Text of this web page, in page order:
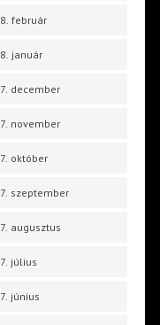
február
január
december
november
október
szeptember
augusztus
július
június